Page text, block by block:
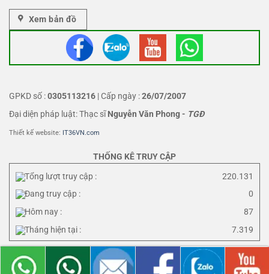
Xem bản đồ
GPKD số :0305113216 | Cấp ngày :26/07/2007
Đại diện pháp luật: Thạc sĩNguyễn Văn Phong- TGĐ
Thiết kế website: IT36VN.com
THỐNG KÊ TRUY CẬP
Tổng lượt truy cập :
220.131
Đang truy cập :
0
Hôm nay :
87
Tháng hiện tại :
7.319
Terms of use Privacy Policy
Sitemap